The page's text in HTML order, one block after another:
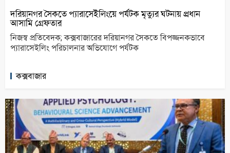
দরিয়ানগর সৈকতে প্যারাসেইলিংয়ে পর্যটক মৃত্যুর ঘটনায় প্রধান
আসামি গ্রেফতার
নিজস্ব প্রতিবেদক; কক্সবাজারের দরিয়ানগর সৈকতে বিপজ্জনকভাবে
প্যারাসেইলিং পরিচালনার অভিযোগে পর্যটক
কক্সবাজার